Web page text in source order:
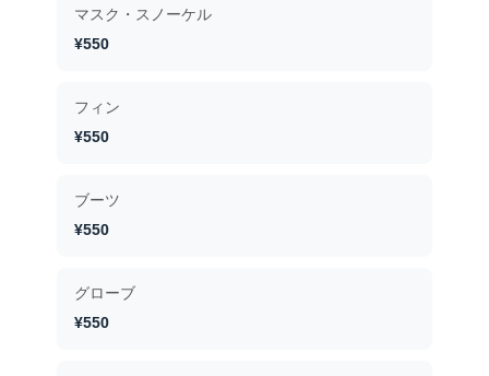
マスク・スノーケル
¥550
フィン
¥550
ブーツ
¥550
グローブ
¥550